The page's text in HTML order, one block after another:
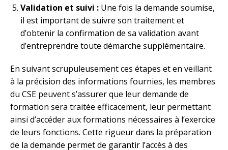
Validation et suivi : Une fois la demande soumise,
il est important de suivre son traitement et
d’obtenir la confirmation de sa validation avant
d’entreprendre toute démarche supplémentaire.
En suivant scrupuleusement ces étapes et en veillant
à la précision des informations fournies, les membres
du CSE peuvent s’assurer que leur demande de
formation sera traitée efficacement, leur permettant
ainsi d’accéder aux formations nécessaires à l’exercice
de leurs fonctions. Cette rigueur dans la préparation
de la demande permet de garantir l’accès à des